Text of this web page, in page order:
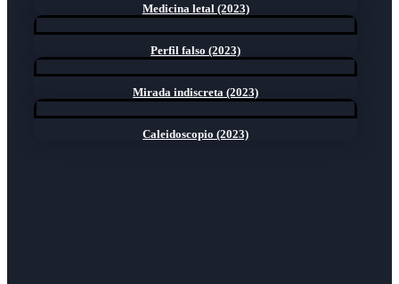
Medicina letal (2023)
Perfil falso (2023)
Mirada indiscreta (2023)
Caleidoscopio (2023)